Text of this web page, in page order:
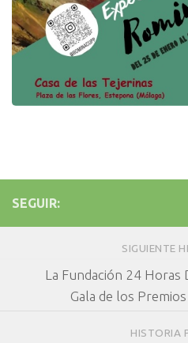
SEGUIR:
SIGUIENTE
La Fundación 24 Horas
Gala de los
HISTORIA